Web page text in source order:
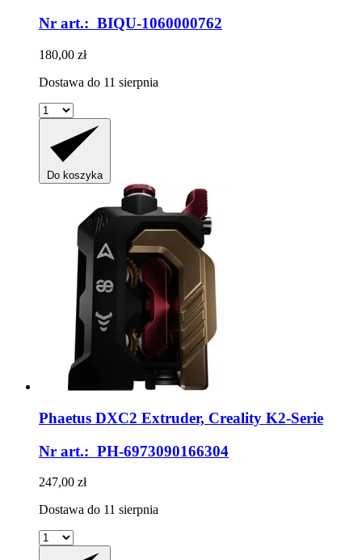
Nr art.: BIQU-1060000762
180,00 zł
Dostawa do 11 sierpnia
Do koszyka
Phaetus DXC2 Extruder, Creality K2-​Serie
Nr art.: PH-6973090166304
247,00 zł
Dostawa do 11 sierpnia